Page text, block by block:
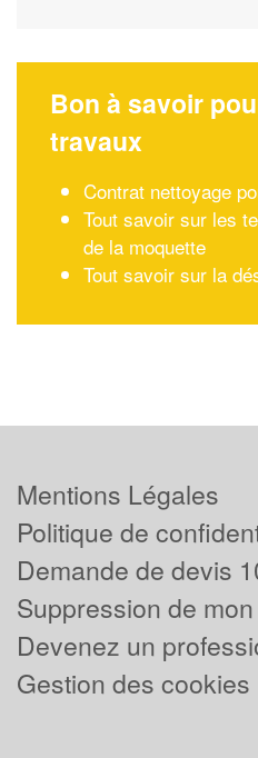
Bon à savoir
travaux
Contrat nettoyage
Tout savoir sur les
de la moquette
Tout savoir sur la
Mentions Légales
Politique de
Demande de devis
Suppression de
Devenez un
Gestion des cookies